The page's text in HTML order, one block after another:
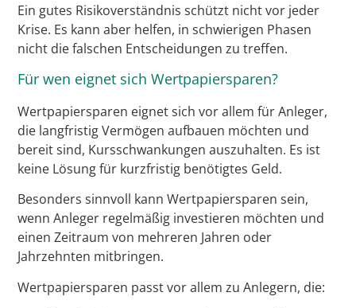
Ein gutes Risikoverständnis schützt nicht vor jeder
Krise. Es kann aber helfen, in schwierigen Phasen
nicht die falschen Entscheidungen zu treffen.
Für wen eignet sich Wertpapiersparen?
Wertpapiersparen eignet sich vor allem für Anleger,
die langfristig Vermögen aufbauen möchten und
bereit sind, Kursschwankungen auszuhalten. Es ist
keine Lösung für kurzfristig benötigtes Geld.
Besonders sinnvoll kann Wertpapiersparen sein,
wenn Anleger regelmäßig investieren möchten und
einen Zeitraum von mehreren Jahren oder
Jahrzehnten mitbringen.
Wertpapiersparen passt vor allem zu Anlegern, die: